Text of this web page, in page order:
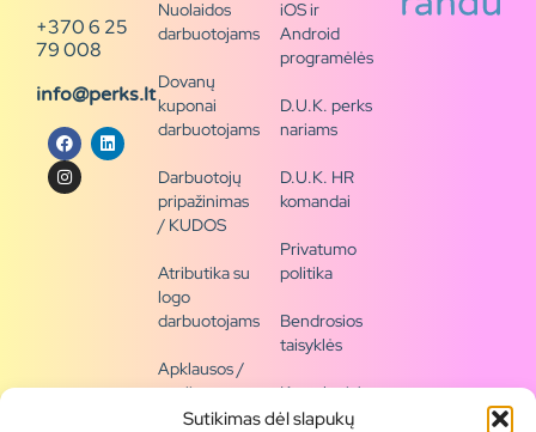
Sutikimas dėl slapukų
+370 6 25
79 008
info@perks.lt
Nuolaidos
darbuotojams
Dovanų
kuponai
darbuotojams
Darbuotojų
pripažinimas
/ KUDOS
Atributika su
logo
darbuotojams
Apklausos /
naujienų
siena
iOS ir
Android
programėlės
D.U.K. perks
nariams
D.U.K. HR
komandai
Privatumo
politika
Bendrosios
taisyklės
Kontaktai /
rekvizitai